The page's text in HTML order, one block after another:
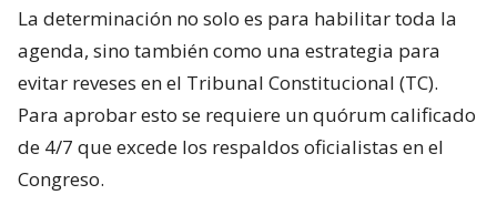
La determinación no solo es para habilitar toda la
agenda, sino también como una estrategia para
evitar reveses en el Tribunal Constitucional (TC).
Para aprobar esto se requiere un quórum calificado
de 4/7 que excede los respaldos oficialistas en el
Congreso.